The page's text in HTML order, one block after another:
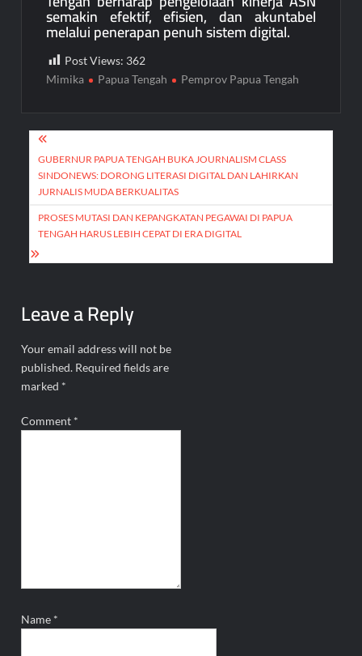
semakin efektif, efisien, dan akuntabel
melalui penerapan penuh sistem digital.
Post Views: 362
Mimika
Papua Tengah Pemprov Papua Tengah
Post
navigation
GUBERNUR PAPUA TENGAH BUKA JOURNALISM CLASS
SINDONEWS: DORONG LITERASI DIGITAL DAN LAHIRKAN
JURNALIS MUDA BERKUALITAS
PROSES MUTASI DAN KEPANGKATAN PEGAWAI DI PAPUA
TENGAH HARUS LEBIH CEPAT DI ERA DIGITAL
Leave a Reply
Your email address will not be
published. Required fields are
marked *
Comment *
Name *